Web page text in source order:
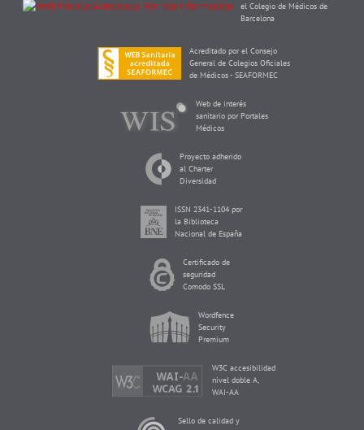
el Colegio de Médicos de
Barcelona
Acreditado por el Consejo
General de Colegios Oficiales
de Médicos - SEAFORMEC
Web de interés
sanitario por Portales
Médicos
Proyecto adherido
al Charter
Diversidad
ISSN 2341-1104 por
la Biblioteca
Nacional de España
Certificado de
seguridad
Comodo SSL
Wordfence
Security
Premium
W3C accesibilidad
nivel doble A,
WAI-AA
Sello de calidad y